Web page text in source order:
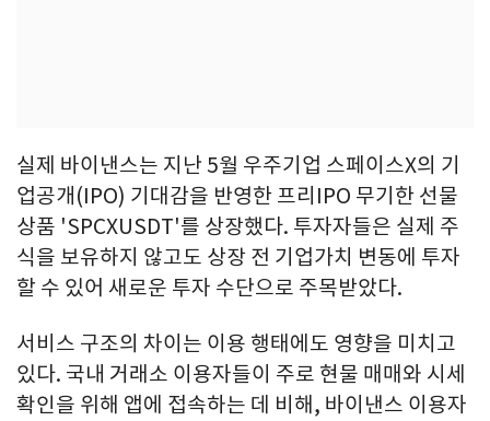
실제 바이낸스는 지난 5월 우주기업 스페이스X의 기
업공개(IPO) 기대감을 반영한 프리IPO 무기한 선물
상품 'SPCXUSDT'를 상장했다. 투자자들은 실제 주
식을 보유하지 않고도 상장 전 기업가치 변동에 투자
할 수 있어 새로운 투자 수단으로 주목받았다.
서비스 구조의 차이는 이용 행태에도 영향을 미치고
있다. 국내 거래소 이용자들이 주로 현물 매매와 시세
확인을 위해 앱에 접속하는 데 비해, 바이낸스 이용자